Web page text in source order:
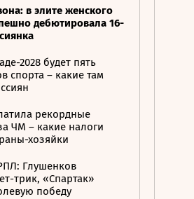
в элите женского
дебютировала 16-
2028 будет пять
спорта – какие там
рекордные
ЧМ – какие налоги
хозяйки
Глушенков
трик, «Спартак»
победу